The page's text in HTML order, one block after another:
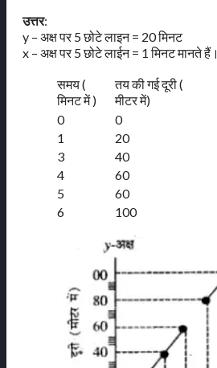
उत्तर:
y – अक्ष पर 5 छोटे लाइन = 20 मिनट
x – अक्ष पर 5 छोटे लाईन = 1 मिनट मानते हैं।
समय (
मिनट में )
तय की गई दूरी (
मीटर में)
0
0
1
20
3
40
4
60
5
60
6
100